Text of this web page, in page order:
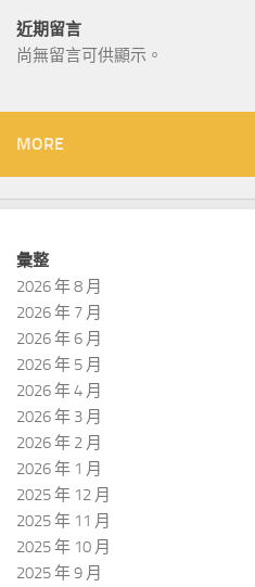
近期留言
尚無留言可供顯示。
MORE
彙整
2026 年 8 月
2026 年 7 月
2026 年 6 月
2026 年 5 月
2026 年 4 月
2026 年 3 月
2026 年 2 月
2026 年 1 月
2025 年 12 月
2025 年 11 月
2025 年 10 月
2025 年 9 月